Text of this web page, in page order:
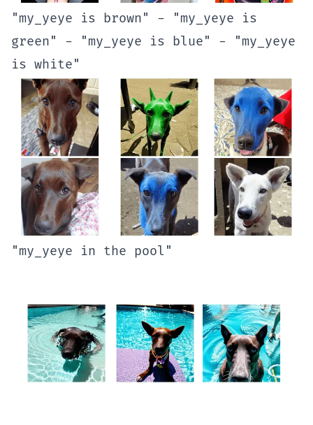
"my_yeye is brown" - "my_yeye is
green" - "my_yeye is blue" - "my_yeye
is white"
"my_yeye in the pool"